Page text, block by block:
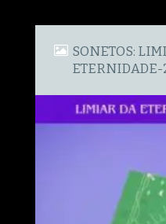
SONETOS: